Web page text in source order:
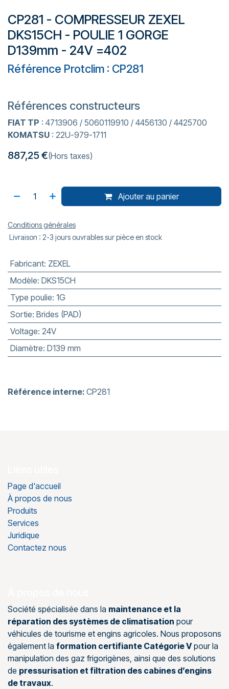
CP281 - COMPRESSEUR ZEXEL
DKS15CH - POULIE 1 GORGE
D139mm - 24V =402
Référence Protclim : CP281
Références constructeurs
FIAT TP : 4713906 / 5060119910 / 4456130 / 4425700
KOMATSU : 22U-979-1711
887,25€(Hors taxes)
Ajouter au panier
Conditions générales
Livraison : 2-3 jours ouvrables sur pièce en stock
Fabricant: ZEXEL
Modèle: DKS15CH
Type poulie: 1G
Sortie: Brides (PAD)
Voltage: 24V
Diamètre: D139 mm
Référence interne: CP281
Page d'accueil
À propos de nous
Produits
Services
Juridique
Contactez nous
Société spécialisée dans la maintenance et la
réparation des systèmes de climatisation pour
véhicules de tourisme et engins agricoles. Nous proposons
également la formation certifiante Catégorie Vpour la
manipulation des gaz frigorigènes, ainsi que des solutions
de pressurisation et filtration des cabines d’engins
de travaux.